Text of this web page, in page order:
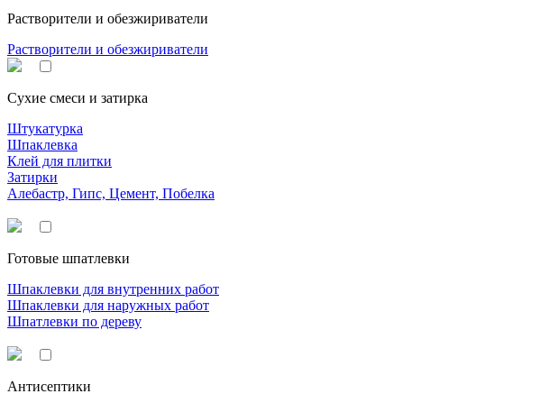
Растворители и обезжириватели
Растворители и обезжириватели
Сухие смеси и затирка
Штукатурка
Шпаклевка
Клей для плитки
Затирки
Алебастр, Гипс, Цемент, Побелка
Готовые шпатлевки
Шпаклевки для внутренних работ
Шпаклевки для наружных работ
Шпатлевки по дереву
Антисептики